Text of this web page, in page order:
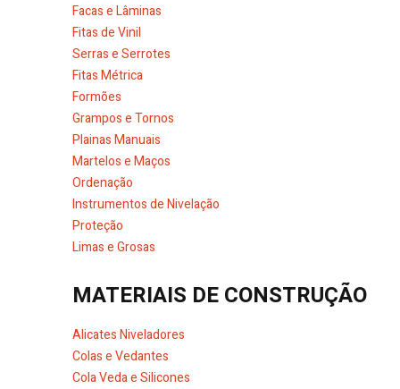
Facas e Lâminas
Fitas de Vinil
Serras e Serrotes
Fitas Métrica
Formões
Grampos e Tornos
Plainas Manuais
Martelos e Maços
Ordenação
Instrumentos de Nivelação
Proteção
Limas e Grosas
MATERIAIS DE CONSTRUÇÃO
Alicates Niveladores
Colas e Vedantes
Cola Veda e Silicones